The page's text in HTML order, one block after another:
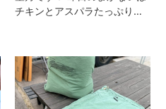
チキンとアスパラたっぷりの
らかくなっていて安定の美味
しさでした！ 社長が食べる予
定だった分は望月がちゃっか
りテイク […]